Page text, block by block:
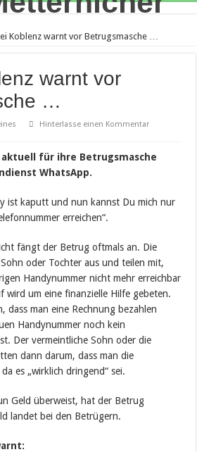
Koblenz warnt vor Betrugsmasche …
warnt vor
…
Hinterlasse einen Kommentar
für ihre Betrugsmasche
WhatsApp.
ist kaputt und nun kannst Du mich nur
erreichen“.
fängt der Betrug oftmals an. Die
oder Tochter aus und teilen mit,
Handynummer nicht mehr erreichbar
wird um eine finanzielle Hilfe gebeten.
dass man eine Rechnung bezahlen
Handynummer noch kein
Der vermeintliche Sohn oder die
dann darum, dass man die
es „wirklich dringend“ sei.
Geld überweist, hat der Betrug
landet bei den Betrügern.